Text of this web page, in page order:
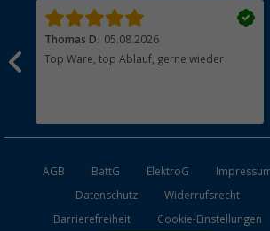
Mzmp Kochbuch
14, €
Thomas D. 05.08.2026
Top Ware, top Ablauf, gerne wieder
AGB BattG ElektroG
Datenschutz
Widerrufsrecht
Barrierefreiheit
Cookie-Einstellungen